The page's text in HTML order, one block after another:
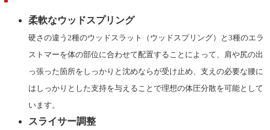
柔軟なウッドスプリング
硬さの違う2種のウッドスラット（ウッドスプリング）と3種のエラ
ストマーを体の部位に合わせて配置することによって、肩や尻の出
っ張った箇所をしっかりと沈めならが受け止め、支えの必要な腰に
はしっかりとした支持を与えることで理想の体圧分散を可能として
います。
スライサー調整